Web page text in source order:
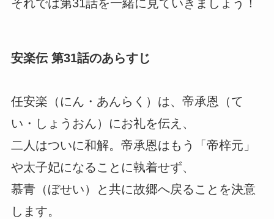
それでは第31話を一緒に見ていきましょう！
安楽伝 第31話のあらすじ
任安楽（にん・あんらく）は、帝承恩（て
い・しょうおん）にお礼を伝え、
二人はついに和解。帝承恩はもう「帝梓元」
や太子妃になることに執着せず、
慕青（ぼせい）と共に故郷へ戻ることを決意
します。